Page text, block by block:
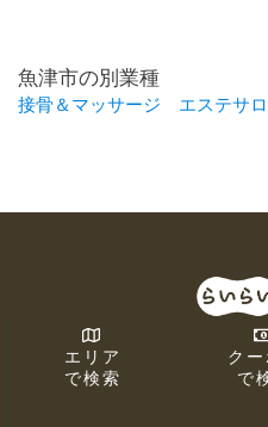
魚津市の別業種
接骨＆マッサージ エステサ
エリア
で検索
ク
で